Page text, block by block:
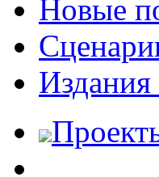
Новые
Издания